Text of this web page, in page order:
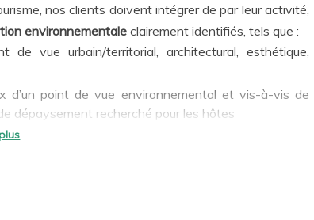
nos clients doivent intégrer de par leur activité,
environnementale clairement identifiés, tels que :
vue urbain/territorial, architectural, esthétique,
d’un point de vue environnemental et vis-à-vis de
dépaysement recherché pour les hôtes
propices à la santé, au bien-être, à la qualité de